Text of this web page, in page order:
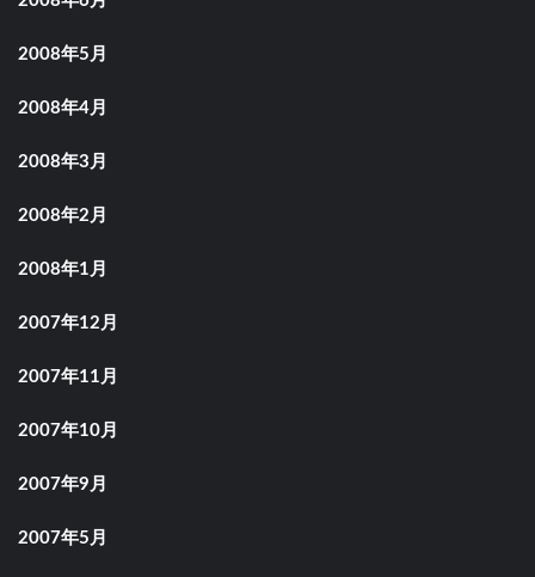
2008年5月
2008年4月
2008年3月
2008年2月
2008年1月
2007年12月
2007年11月
2007年10月
2007年9月
2007年5月